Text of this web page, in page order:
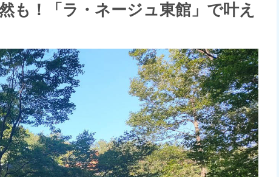
も！「ラ・ネージュ東館」で叶え